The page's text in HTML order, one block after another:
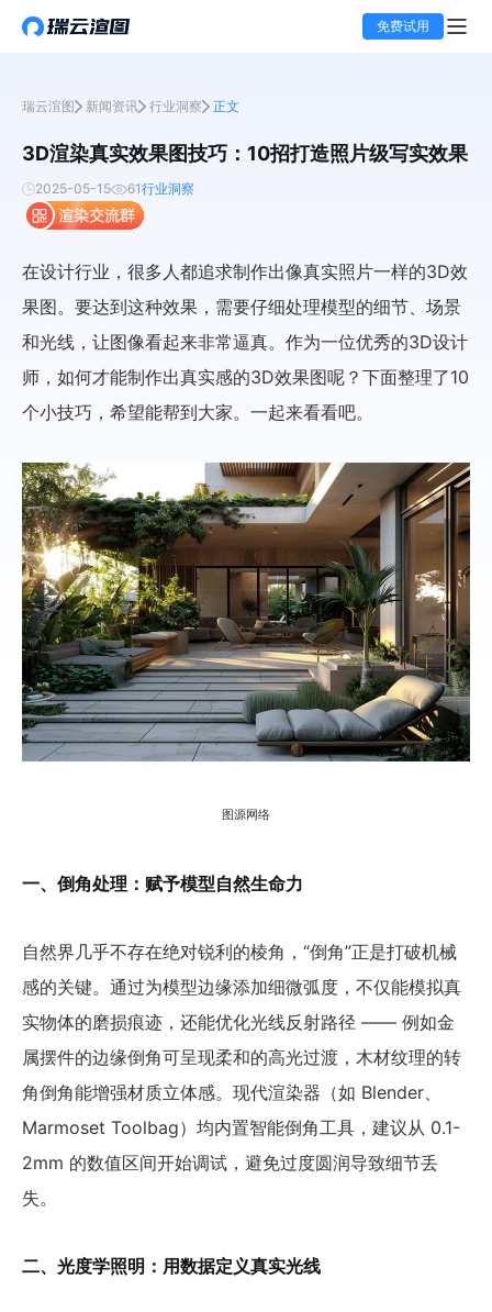
免费试用
瑞云渲图 新闻资讯 行业洞察 正文
3D渲染真实效果图技巧：10招打造照片级写实效果
2025-05-15 61行业洞察
在设计行业，很多人都追求制作出像真实照片一样的3D效
果图。要达到这种效果，需要仔细处理模型的细节、场景
和光线，让图像看起来非常逼真。作为一位优秀的3D设计
师，如何才能制作出真实感的3D效果图呢？下面整理了10
个小技巧，希望能帮到大家。一起来看看吧。
图源网络
一、倒角处理：赋予模型自然生命力
自然界几乎不存在绝对锐利的棱角，“倒角”正是打破机械
感的关键。通过为模型边缘添加细微弧度，不仅能模拟真
实物体的磨损痕迹，还能优化光线反射路径 —— 例如金
属摆件的边缘倒角可呈现柔和的高光过渡，木材纹理的转
角倒角能增强材质立体感。现代渲染器（如 Blender、
Marmoset Toolbag）均内置智能倒角工具，建议从 0.1-
2mm 的数值区间开始调试，避免过度圆润导致细节丢
失。
二、光度学照明：用数据定义真实光线